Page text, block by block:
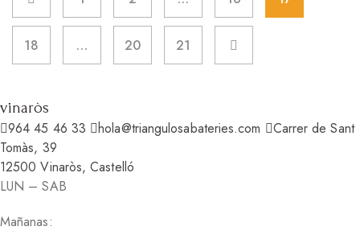
18 … 20 21
vinaròs
964 45 46 33 hola@triangulosabateries.com
Carrer de Sant
Tomàs, 39
12500 Vinaròs, Castelló
LUN – SAB
Mañanas: